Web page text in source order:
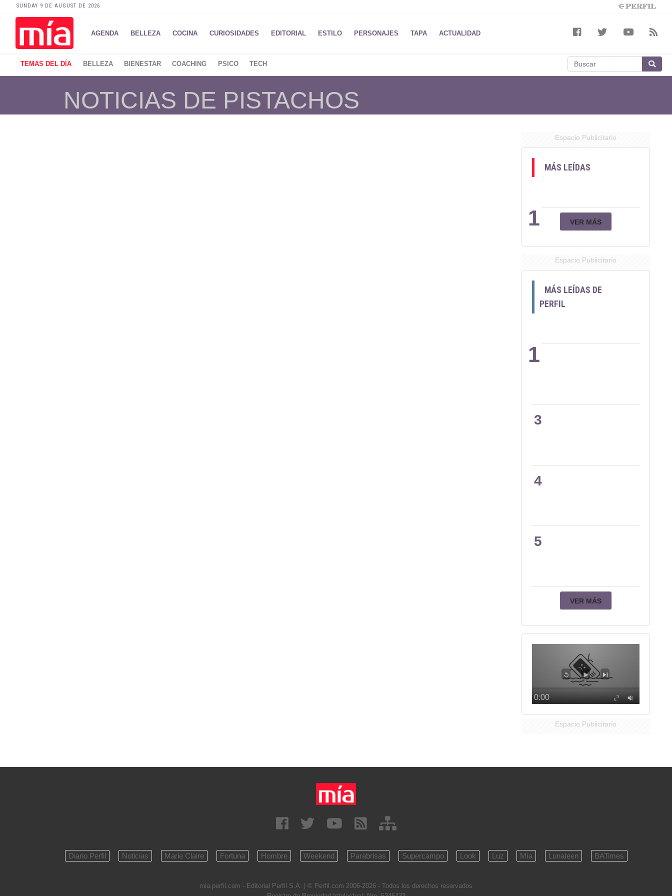
SUNDAY 9 DE AUGUST DE 2026
AGENDA BELLEZA COCINA CURIOSIDADES EDITORIAL ESTILO PERSONAJES TAPA ACTUALIDAD
TEMAS DEL DÍA BELLEZA BIENESTAR COACHING PSICO TECH
NOTICIAS DE PISTACHOS
Espacio Publicitario
MÁS LEÍDAS
1 VER MÁS
Espacio Publicitario
MÁS LEÍDAS DE
PERFIL
1
2
3
4
5
VER MÁS
Espacio Publicitario
Diario Perfil Noticias Marie Claire Fortuna Hombre Weekend Parabrisas Supercampo Look Luz Mía Lunateen BATimes
mia.perfil.com - Editorial Perfil S.A.
| © Perfil.com 2006-2026 - Todos los derechos reservados